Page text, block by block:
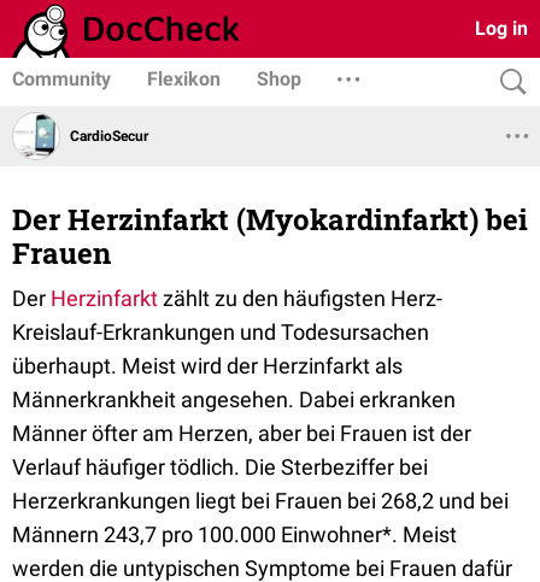
Log in
Community Flexikon Shop
CardioSecur
Der Herzinfarkt (Myokardinfarkt) bei
Frauen
Der Herzinfarktzählt zu den häufigsten Herz-
Kreislauf-Erkrankungen und Todesursachen
überhaupt. Meist wird der Herzinfarkt als
Männerkrankheit angesehen. Dabei erkranken
Männer öfter am Herzen, aber bei Frauen ist der
Verlauf häufiger tödlich. Die Sterbeziffer bei
Herzerkrankungen liegt bei Frauen bei 268,2 und bei
Männern 243,7 pro 100.000 Einwohner*. Meist
werden die untypischen Symptome bei Frauen dafür